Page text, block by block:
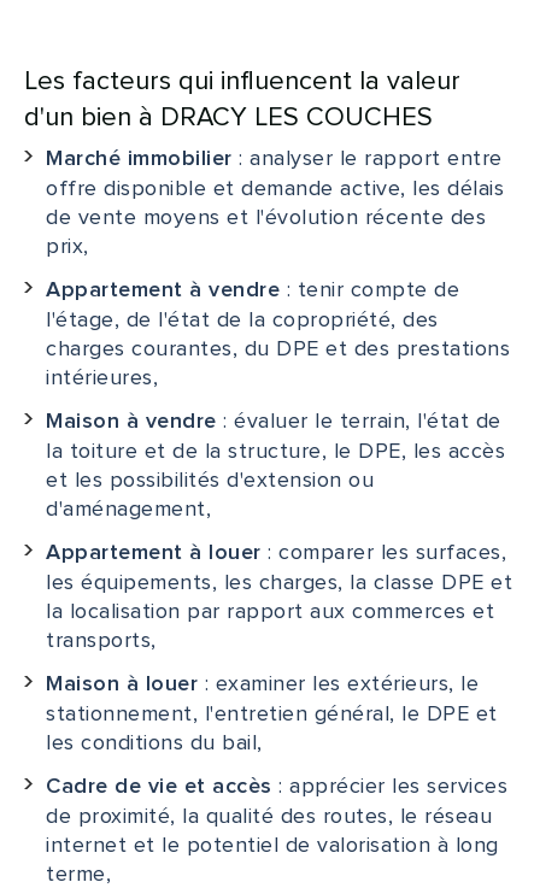
Les facteurs qui influencent la valeur
d'un bien à DRACY LES COUCHES
Marché immobilier : analyser le rapport entre
offre disponible et demande active, les délais
de vente moyens et l'évolution récente des
prix,
Appartement à vendre : tenir compte de
l'étage, de l'état de la copropriété, des
charges courantes, du DPE et des prestations
intérieures,
Maison à vendre : évaluer le terrain, l'état de
la toiture et de la structure, le DPE, les accès
et les possibilités d'extension ou
d'aménagement,
Appartement à louer : comparer les surfaces,
les équipements, les charges, la classe DPE et
la localisation par rapport aux commerces et
transports,
Maison à louer : examiner les extérieurs, le
stationnement, l'entretien général, le DPE et
les conditions du bail,
Cadre de vie et accès : apprécier les services
de proximité, la qualité des routes, le réseau
internet et le potentiel de valorisation à long
terme,